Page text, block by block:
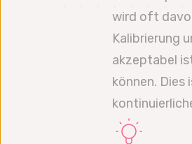
wird oft
Kalibrierung
akzeptabel
können.